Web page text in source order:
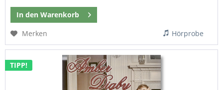
In den Warenkorb
Merken
Hörprobe
TIPP!